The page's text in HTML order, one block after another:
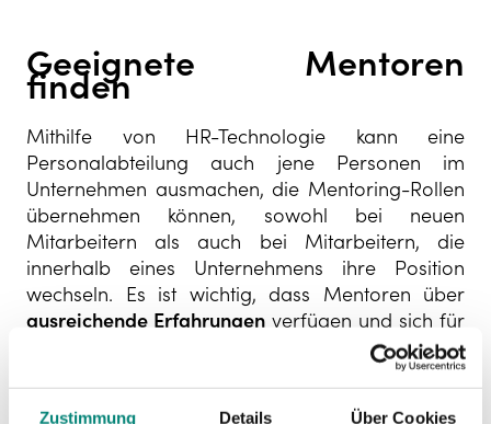
Zustimmung Details Über Cookies
Geeignete Mentoren
finden
Mithilfe von HR-Technologie kann eine
Personalabteilung auch jene Personen im
Unternehmen ausmachen, die Mentoring-Rollen
übernehmen können, sowohl bei neuen
Mitarbeitern als auch bei Mitarbeitern, die
innerhalb eines Unternehmens ihre Position
wechseln. Es ist wichtig, dass Mentoren über
ausreichende Erfahrungen verfügen und sich für
die berufliche Weiterentwicklung ihrer Kollegen